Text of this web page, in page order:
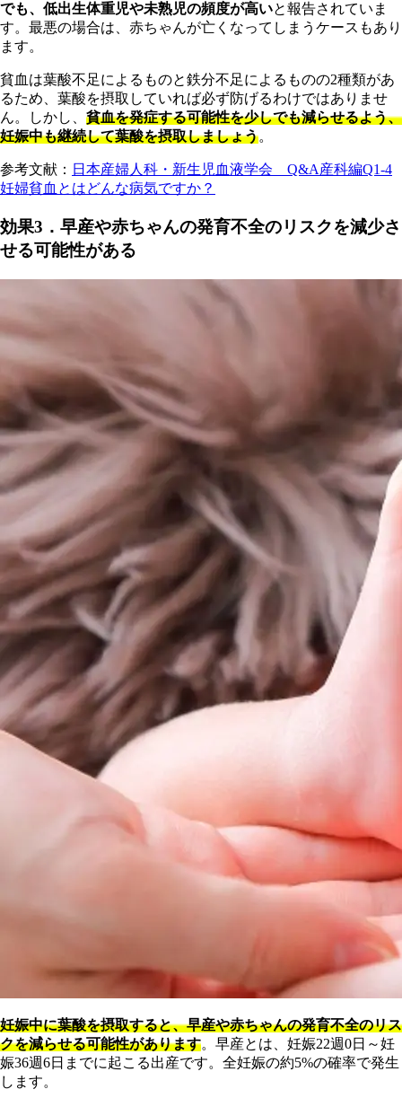
でも、低出生体重児や未熟児の頻度が高いと報告されていま
す。最悪の場合は、赤ちゃんが亡くなってしまうケースもあり
ます。
貧血は葉酸不足によるものと鉄分不足によるものの2種類があ
るため、葉酸を摂取していれば必ず防げるわけではありませ
ん。しかし、 貧血を発症する可能性を少しでも減らせるよう、
妊娠中も継続して葉酸を摂取しましょう。
参考文献： 日本産婦人科・新生児血液学会 Q&A産科編Q1-4
妊婦貧血とはどんな病気ですか？
効果3．早産や赤ちゃんの発育不全のリスクを減少さ
せる可能性がある
妊娠中に葉酸を摂取すると、早産や赤ちゃんの発育不全のリス
クを減らせる可能性があります。早産とは、妊娠22週0日～妊
娠36週6日までに起こる出産です。全妊娠の約5%の確率で発生
します。